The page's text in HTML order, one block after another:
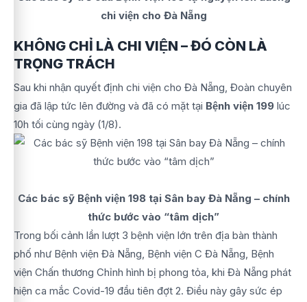
chi viện cho Đà Nẵng
KHÔNG CHỈ LÀ CHI VIỆN – ĐÓ CÒN LÀ
TRỌNG TRÁCH
Sau khi nhận quyết định chi viện cho Đà Nẵng, Đoàn chuyên
gia đã lập tức lên đường và đã có mặt tại Bệnh viện 199 lúc
10h tối cùng ngày (1/8).
Các bác sỹ Bệnh viện 198 tại Sân bay Đà Nẵng – chính
thức bước vào “tâm dịch”
Trong bối cảnh lần lượt 3 bệnh viện lớn trên địa bàn thành
phố như Bệnh viện Đà Nẵng, Bệnh viện C Đà Nẵng, Bệnh
viện Chấn thương Chỉnh hình bị phong tỏa, khi Đà Nẵng phát
hiện ca mắc Covid-19 đầu tiên đợt 2. Điều này gây sức ép